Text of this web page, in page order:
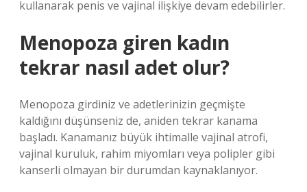
kullanarak penis ve vajinal ilişkiye devam edebilirler.
Menopoza giren kadın
tekrar nasıl adet olur?
Menopoza girdiniz ve adetlerinizin geçmişte
kaldığını düşünseniz de, aniden tekrar kanama
başladı. Kanamanız büyük ihtimalle vajinal atrofi,
vajinal kuruluk, rahim miyomları veya polipler gibi
kanserli olmayan bir durumdan kaynaklanıyor.